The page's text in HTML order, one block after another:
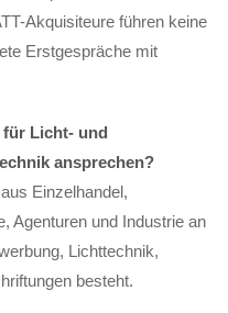
Akquisiteure führen keine
Erstgespräche mit
für Licht- und
ansprechen?
Einzelhandel,
Agenturen und Industrie an
Lichttechnik,
besteht.